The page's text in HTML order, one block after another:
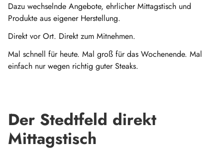
Dazu wechselnde Angebote, ehrlicher Mittagstisch und
Produkte aus eigener Herstellung.
Direkt vor Ort. Direkt zum Mitnehmen.
Mal schnell für heute. Mal groß für das Wochenende. Mal
einfach nur wegen richtig guter Steaks.
Der Stedtfeld direkt
Mittagstisch